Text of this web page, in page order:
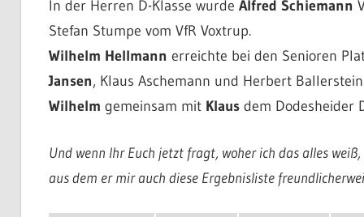
In der Herren D-Klasse wurde Alfred Schiemann
Stefan Stumpe vom VfR Voxtrup.
Wilhelm Hellmann erreichte bei den Senioren
Jansen, Klaus Aschemann und Herbert
Wilhelm gemeinsam mit Klausdem Dodesheider
Und wenn Ihr Euch jetzt fragt, woher ich das alles
aus dem er mir auch diese Ergebnisliste